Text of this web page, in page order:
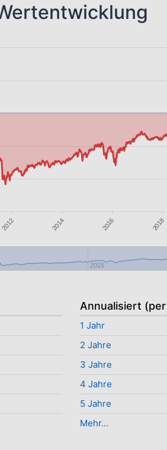
2012 2014 2016 2018
2015
Annualisiert (per
1 Jahr
2 Jahre
3 Jahre
4 Jahre
5 Jahre
Mehr...